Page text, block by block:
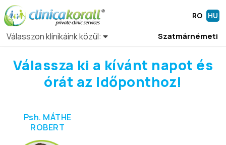
Szatmárnémeti
Válasszon klínikáink közül:
RO HU
Válassza ki a kívánt napot és
órát az időponthoz!
Psh. MÁTHE
ROBERT